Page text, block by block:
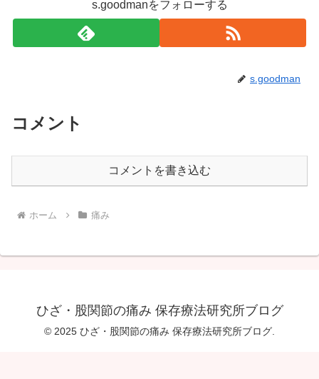
s.goodmanをフォローする
s.goodman
コメント
コメントを書き込む
ホーム 痛み
ひざ・股関節の痛み 保存療法研究所ブログ
© 2025 ひざ・股関節の痛み 保存療法研究所ブログ.